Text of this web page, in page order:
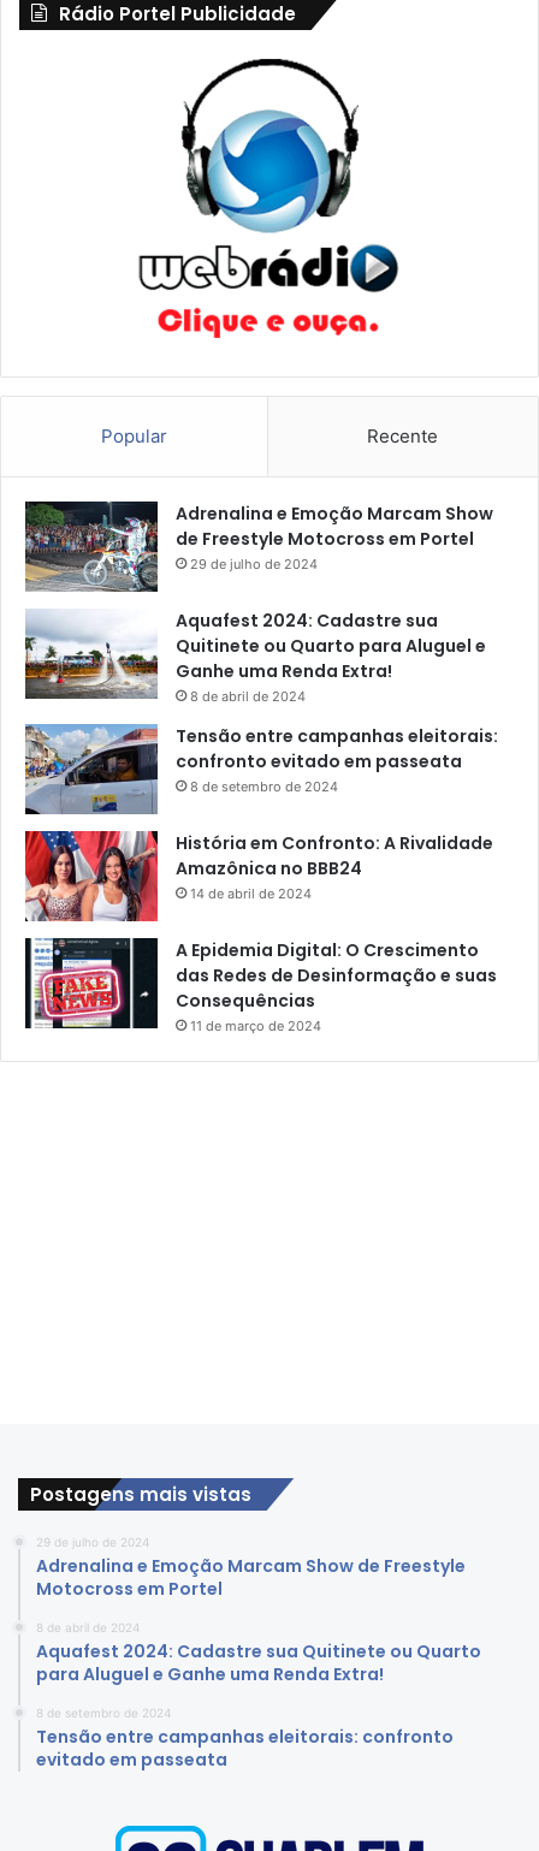
Rádio Portel Publicidade
Popular Recente
Adrenalina e Emoção Marcam Show
de Freestyle Motocross em Portel
29 de julho de 2024
Aquafest 2024: Cadastre sua
Quitinete ou Quarto para Aluguel e
Ganhe uma Renda Extra!
8 de abril de 2024
Tensão entre campanhas eleitorais:
confronto evitado em passeata
8 de setembro de 2024
História em Confronto: A Rivalidade
Amazônica no BBB24
14 de abril de 2024
A Epidemia Digital: O Crescimento
das Redes de Desinformação e suas
Consequências
11 de março de 2024
Postagens mais vistas
29 de julho de 2024
Adrenalina e Emoção Marcam Show de Freestyle
Motocross em Portel
8 de abril de 2024
Aquafest 2024: Cadastre sua Quitinete ou Quarto
para Aluguel e Ganhe uma Renda Extra!
8 de setembro de 2024
Tensão entre campanhas eleitorais: confronto
evitado em passeata